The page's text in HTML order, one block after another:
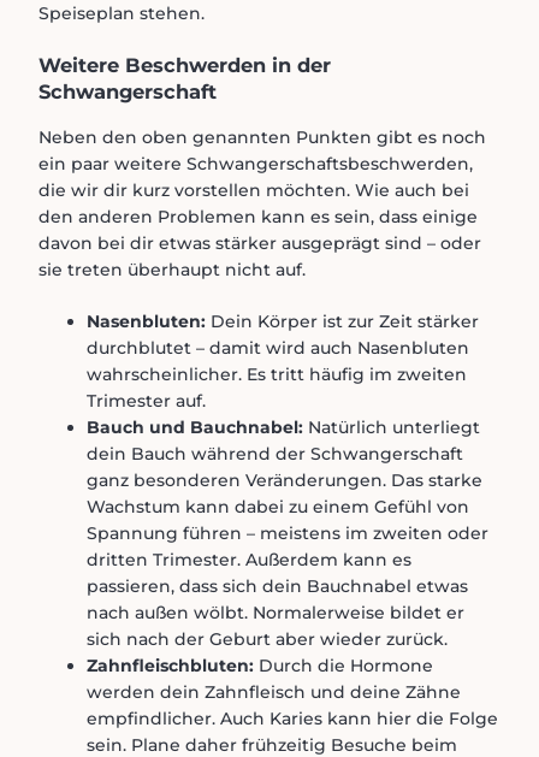
Speiseplan stehen.
Weitere Beschwerden in der
Schwangerschaft
Neben den oben genannten Punkten gibt es noch
ein paar weitere Schwangerschaftsbeschwerden,
die wir dir kurz vorstellen möchten. Wie auch bei
den anderen Problemen kann es sein, dass einige
davon bei dir etwas stärker ausgeprägt sind – oder
sie treten überhaupt nicht auf.
Nasenbluten: Dein Körper ist zur Zeit stärker
durchblutet – damit wird auch Nasenbluten
wahrscheinlicher. Es tritt häufig im zweiten
Trimester auf.
Bauch und Bauchnabel: Natürlich unterliegt
dein Bauch während der Schwangerschaft
ganz besonderen Veränderungen. Das starke
Wachstum kann dabei zu einem Gefühl von
Spannung führen – meistens im zweiten oder
dritten Trimester. Außerdem kann es
passieren, dass sich dein Bauchnabel etwas
nach außen wölbt. Normalerweise bildet er
sich nach der Geburt aber wieder zurück.
Zahnfleischbluten: Durch die Hormone
werden dein Zahnfleisch und deine Zähne
empfindlicher. Auch Karies kann hier die Folge
sein. Plane daher frühzeitig Besuche beim